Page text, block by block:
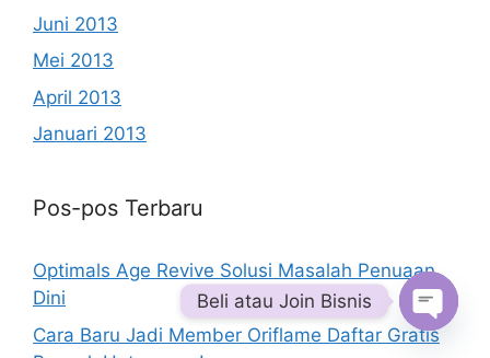
Juni 2013
Mei 2013
April 2013
Januari 2013
Pos-pos Terbaru
Optimals Age Revive Solusi Masalah Penuaan
Dini
Cara Baru Jadi Member Oriflame Daftar Gratis
Beli atau Join Bisnis
Open